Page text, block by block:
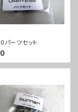
ーツセット